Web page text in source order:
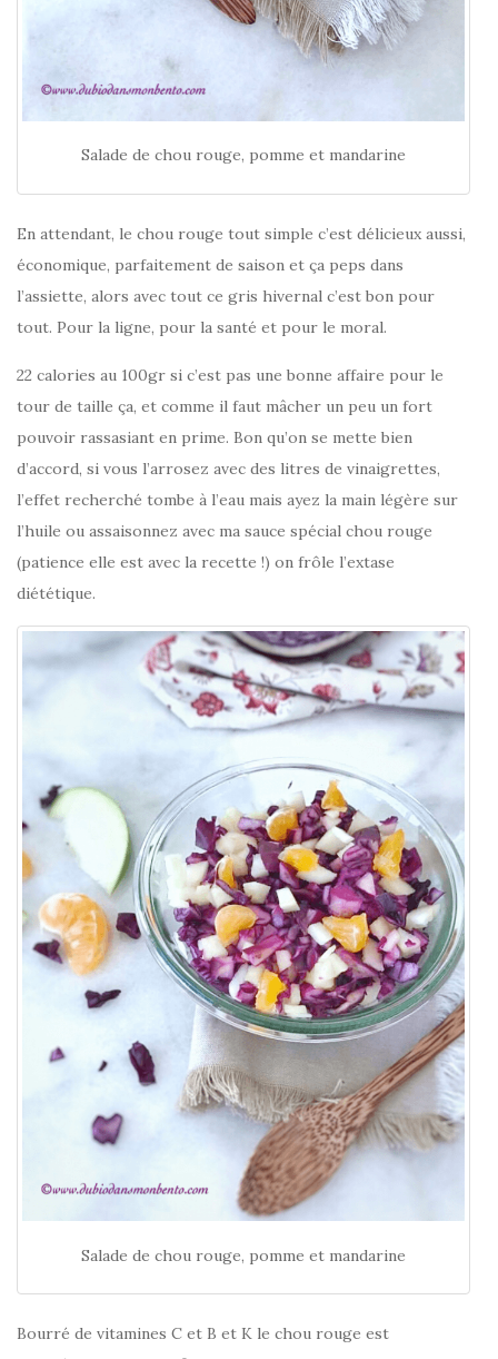
Salade de chou rouge, pomme et mandarine
En attendant, le chou rouge tout simple c’est délicieux aussi,
économique, parfaitement de saison et ça peps dans
l’assiette, alors avec tout ce gris hivernal c’est bon pour
tout. Pour la ligne, pour la santé et pour le moral.
22 calories au 100gr si c’est pas une bonne affaire pour le
tour de taille ça, et comme il faut mâcher un peu un fort
pouvoir rassasiant en prime. Bon qu’on se mette bien
d’accord, si vous l’arrosez avec des litres de vinaigrettes,
l’effet recherché tombe à l’eau mais ayez la main légère sur
l’huile ou assaisonnez avec ma sauce spécial chou rouge
(patience elle est avec la recette !) on frôle l’extase
diététique.
Salade de chou rouge, pomme et mandarine
Bourré de vitamines C et B et K le chou rouge est